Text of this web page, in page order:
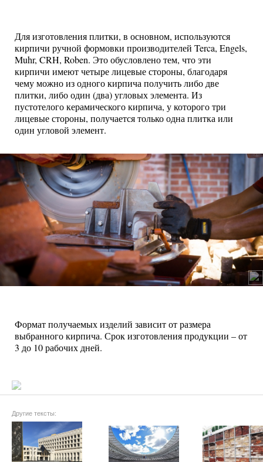
Для изготовления плитки, в основном, используются
кирпичи ручной формовки производителей Terca, Engels,
Muhr, CRH, Roben. Это обусловлено тем, что эти
кирпичи имеют четыре лицевые стороны, благодаря
чему можно из одного кирпича получить либо две
плитки, либо один (два) угловых элемента. Из
пустотелого керамического кирпича, у которого три
лицевые стороны, получается только одна плитка или
один угловой элемент.
Формат получаемых изделий зависит от размера
выбранного кирпича. Срок изготовления продукции – от
3 до 10 рабочих дней.
Другие тексты: